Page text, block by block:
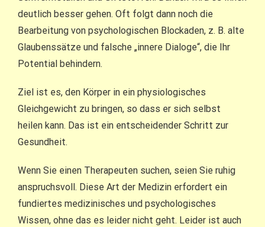
deutlich besser gehen. Oft folgt dann noch die
Bearbeitung von psychologischen Blockaden, z. B. alte
Glaubenssätze und falsche „innere Dialoge“, die Ihr
Potential behindern.
Ziel ist es, den Körper in ein physiologisches
Gleichgewicht zu bringen, so dass er sich selbst
heilen kann. Das ist ein entscheidender Schritt zur
Gesundheit.
Wenn Sie einen Therapeuten suchen, seien Sie ruhig
anspruchsvoll. Diese Art der Medizin erfordert ein
fundiertes medizinisches und psychologisches
Wissen, ohne das es leider nicht geht. Leider ist auch